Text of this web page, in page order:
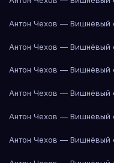
Антон Чехов — Вишнёвый
Антон Чехов — Вишнёвый
Антон Чехов — Вишнёвый
Антон Чехов — Вишнёвый
Антон Чехов — Вишнёвый
Антон Чехов — Вишнёвый